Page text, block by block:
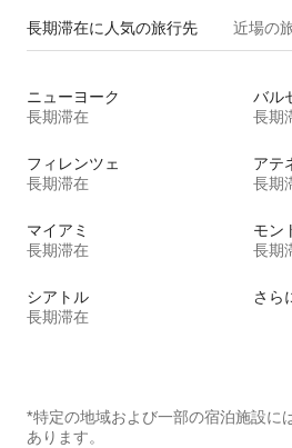
長期滞在に人気の旅行先 近場の
ニューヨーク
長期滞在
バル
長期
フィレンツェ
長期滞在
アテ
長期
マイアミ
長期滞在
モン
長期
シアトル
長期滞在
さら
*特定の地域および一部の宿泊施設に
あります。